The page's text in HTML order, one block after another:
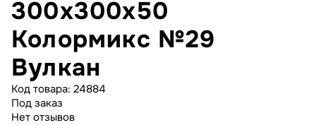
300x300x50
Колормикс №29
Вулкан
Код товара: 24884
Под заказ
Нет отзывов